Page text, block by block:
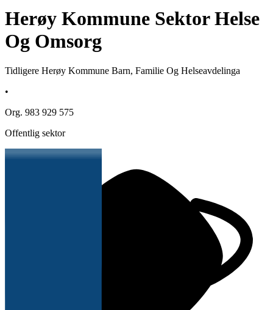
Herøy Kommune Sektor Helse
Og Omsorg
Tidligere Herøy Kommune Barn, Familie Og Helseavdelinga
•
Org. 983 929 575
Offentlig sektor